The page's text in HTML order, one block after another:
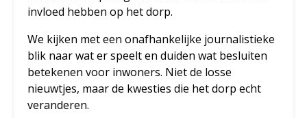
invloed hebben op het dorp.
We kijken met een onafhankelijke journalistieke
blik naar wat er speelt en duiden wat besluiten
betekenen voor inwoners. Niet de losse
nieuwtjes, maar de kwesties die het dorp echt
veranderen.